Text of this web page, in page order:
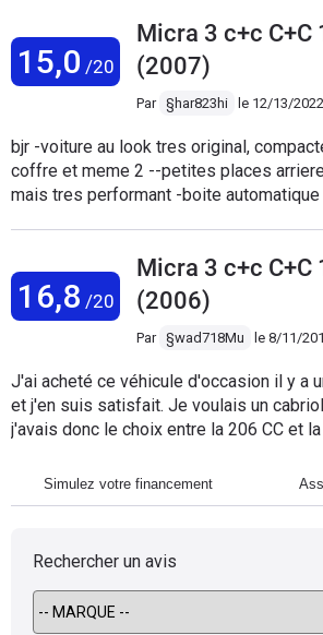
15,0 /20
Micra 3 c+c C+C
(2007)
Par §har823hi le 12/13/
bjr -voiture au look tres original,
coffre et meme 2 --petites places
mais tres performant -boite
info: si un jour , plus de jus , aucun
s'allume,impossible de demarrer et
fait , il y a un un petit fusible sous le
cosse +;c'est surement lui la cause ;il
16,8 /20
Micra 3 c+c C+C
(2006)
Par §wad718Mu le 8/11/
J'ai acheté ce véhicule d'occasion il y a
et j'en suis satisfait. Je voulais un
j'avais donc le choix entre la 206 CC et
en 206, de deux la Micra ce vendait
actuelle elle comptabilise 82 000 Km
une crevaison (du a un trottoir), et le
clé qui ne fonctionne une fois sur dix sur
sur l'autre (du coup je l'ouvre
de la ville ma consommation est de 6.9L
Simulez votre financement
Rechercher un avis